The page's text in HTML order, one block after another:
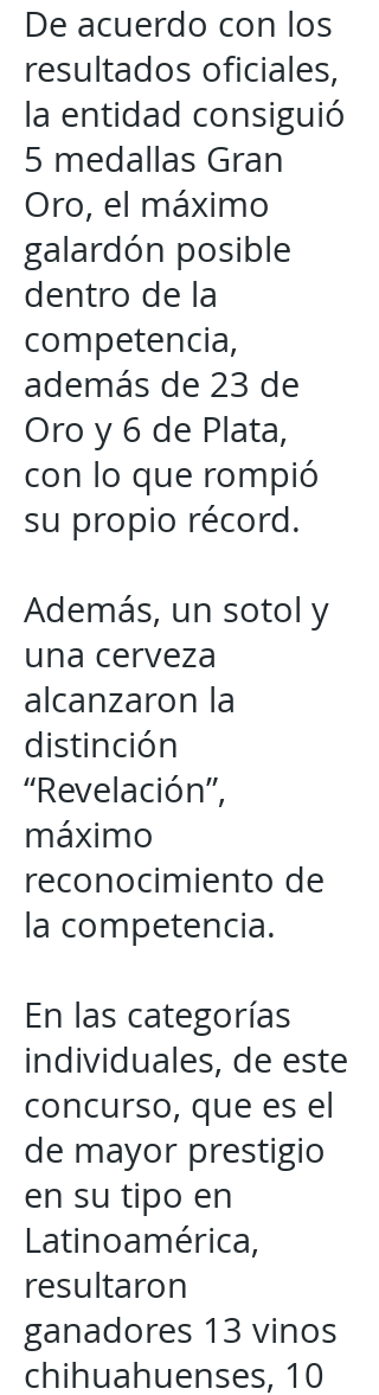
De acuerdo con los
resultados oficiales,
la entidad consiguió
5 medallas Gran
Oro, el máximo
galardón posible
dentro de la
competencia,
además de 23 de
Oro y 6 de Plata,
con lo que rompió
su propio récord.
Además, un sotol y
una cerveza
alcanzaron la
distinción
“Revelación”,
máximo
reconocimiento de
la competencia.
En las categorías
individuales, de este
concurso, que es el
de mayor prestigio
en su tipo en
Latinoamérica,
resultaron
ganadores 13 vinos
chihuahuenses, 10